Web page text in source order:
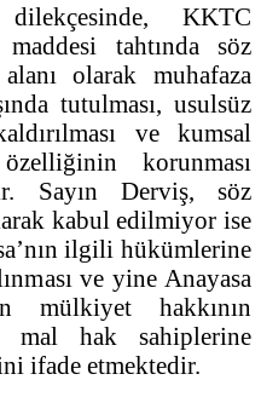
KKTC
maddesi tahtında söz
olarak muhafaza
tutulması, usulsüz
ve kumsal
korunması
Sayın Derviş, söz
kabul edilmiyor ise
ilgili hükümlerine
ve yine Anayasa
mülkiyet hakkının
mal hak sahiplerine
ifade etmektedir.